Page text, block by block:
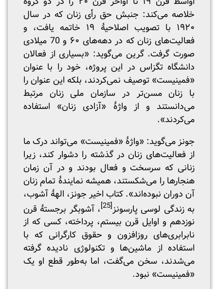
خلاصه می‌کند: جنبش حق رأی زنان که در سال
۱۹۲۰ با تصویب اصلاحیۀ ۱۹ خاتمه یافت، و
فعالیت‌های زنان که در دهه‌های ۶۰ و 70 میلادی
صورت گرفت. گرین می‌گوید: «بسیاری از فعالان
دانشگاه تگزاس در این پروژه، خود را با عنوان
«فمینیست» توصیف نمی‌کردند، بلکه این عنوان را
با زنان مسن‌تر در سازمان ملی زنان مرتبط
می‌دانستند و از واژۀ «آزادی زنان» استفاده
می‌کردند».
جونز می‌گوید: «واژۀ «فمینیست» می‌تواند درک ما
از فعالیت‌های زنان در گذشته را دشوار کند، زیرا
زنانی که سرسخت و فعال بودند و در آن زمان
هنجارها را می‌شکستند، همیشه نمایندۀ تمام زنان
آن دوران نبوده‌اند». کتاب اخیر جونز، الهۀ آشوب،
به زندگی لوسی پارسونز[25]
، آشوبگر برجستۀ قرن
نوزدهم و اوایل قرن بیستم، پرداخته، کسی که از
نابرابری‌های روزافزون و حقوق کارگرانی که با
استفاده از ماشین‌ها و تکنولوژی نادیده گرفته
می‌شدند، سخن می‌گفت، اما به‌طور قطع او یک
«فمینیست» نبود.